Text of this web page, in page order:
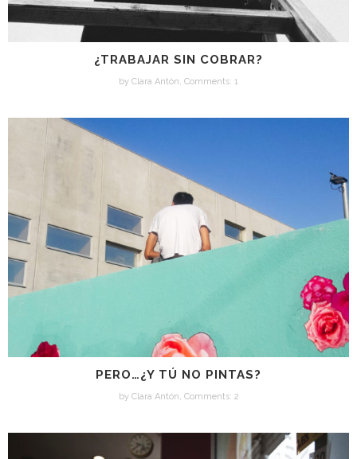
¿TRABAJAR SIN COBRAR?
by Clara Antón, Comments: 1
PERO…¿Y TÚ NO PINTAS?
by Clara Antón, Comments: 2